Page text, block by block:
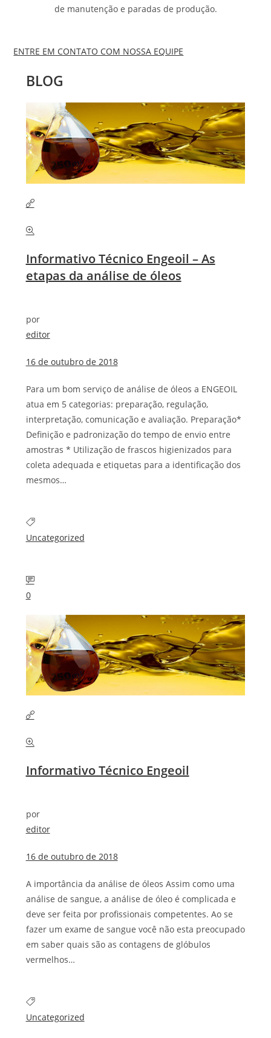
de manutenção e paradas de produção.
ENTRE EM CONTATO COM NOSSA EQUIPE
BLOG
Informativo Técnico Engeoil – As
etapas da análise de óleos
por
editor
16 de outubro de 2018
Para um bom serviço de análise de óleos a ENGEOIL
atua em 5 categorias: preparação, regulação,
interpretação, comunicação e avaliação. Preparação*
Definição e padronização do tempo de envio entre
amostras * Utilização de frascos higienizados para
coleta adequada e etiquetas para a identificação dos
mesmos…
Uncategorized
0
Informativo Técnico Engeoil
por
editor
16 de outubro de 2018
A importância da análise de óleos Assim como uma
análise de sangue, a análise de óleo é complicada e
deve ser feita por profissionais competentes. Ao se
fazer um exame de sangue você não esta preocupado
em saber quais são as contagens de glóbulos
vermelhos…
Uncategorized